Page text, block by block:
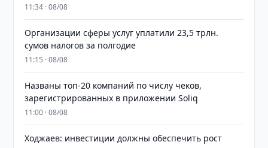
11:34 · 08/08
Организации сферы услуг уплатили 23,5 трлн.
сумов налогов за полгодие
11:15 · 08/08
Названы топ-20 компаний по числу чеков,
зарегистрированных в приложении Soliq
11:00 · 08/08
Ходжаев: инвестиции должны обеспечить рост